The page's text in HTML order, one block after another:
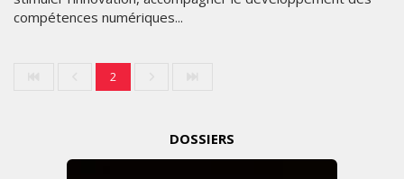
compétences numériques...
2
DOSSIERS